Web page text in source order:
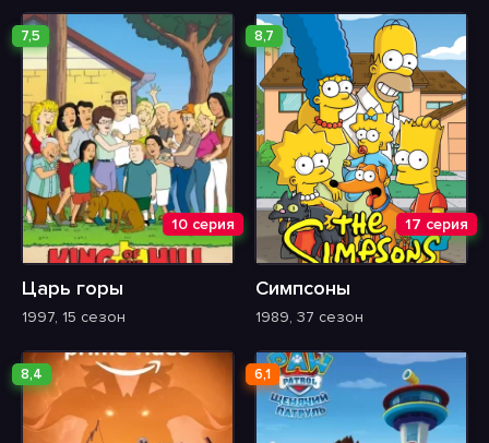
7,5
10 серия
Царь горы
1997, 15 сезон
8,7
17 серия
Симпсоны
1989, 37 сезон
8,4 6,1